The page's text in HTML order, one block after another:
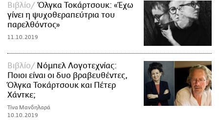
Βιβλίο
Όλγκα Τοκάρτσουκ: «Έχω
γίνει η ψυχοθεραπεύτρια του
παρελθόντος»
11.10.2019
Βιβλίο
Νόμπελ Λογοτεχνίας:
Ποιοι είναι οι δυο βραβευθέντες,
Όλγκα Τοκάρτσουκ και Πέτερ
Χάντκε;
Τίνα Μανδηλαρά
10.10.2019